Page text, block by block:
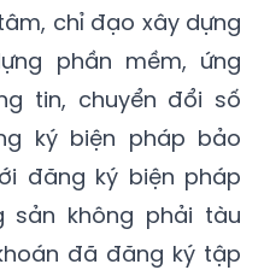
chỉ đạo xây dựng
phần mềm, ứng
tin, chuyển đổi số
ký biện pháp bảo
đăng ký biện pháp
không phải tàu
đã đăng ký tập